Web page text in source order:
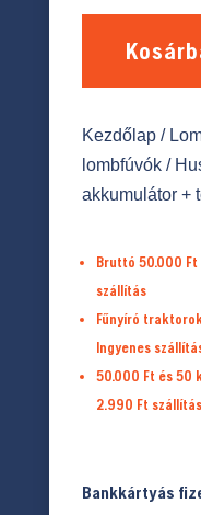
Kezdőlap/
lombfúvók/
akkumulátor +
Bruttó 50.000
szállítás
Fűnyíró
Ingyenes
50.000 Ft és 50
2.990 Ft
Bankkártyás